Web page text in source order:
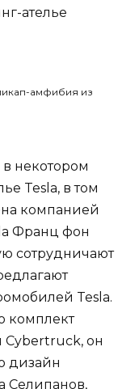
ателье
некотором
Tesla, в том
компанией
Франц фон
сотрудничают
Tesla.
комплект
Cybertruck, он
дизайн
Селипанов,